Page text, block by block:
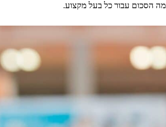
הסכום עבור כל בעל מקצוע.